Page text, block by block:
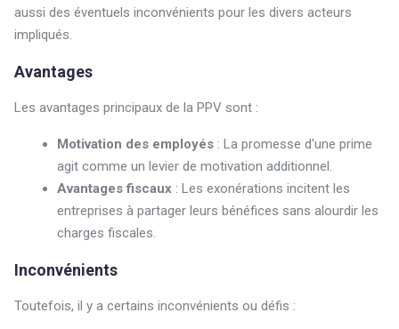
aussi des éventuels inconvénients pour les divers acteurs
impliqués.
Avantages
Les avantages principaux de la PPV sont :
Motivation des employés : La promesse d'une prime
agit comme un levier de motivation additionnel.
Avantages fiscaux : Les exonérations incitent les
entreprises à partager leurs bénéfices sans alourdir les
charges fiscales.
Inconvénients
Toutefois, il y a certains inconvénients ou défis :